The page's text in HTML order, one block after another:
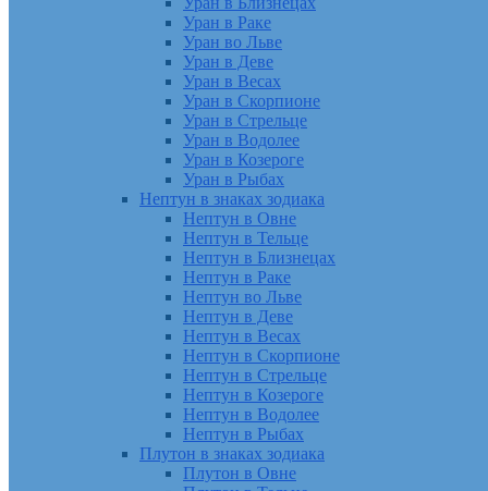
Уран в Раке
Уран во Льве
Уран в Деве
Уран в Весах
Уран в Скорпионе
Уран в Стрельце
Уран в Водолее
Уран в Козероге
Уран в Рыбах
Нептун в знаках зодиака
Нептун в Овне
Нептун в Тельце
Нептун в Близнецах
Нептун в Раке
Нептун во Льве
Нептун в Деве
Нептун в Весах
Нептун в Скорпионе
Нептун в Стрельце
Нептун в Козероге
Нептун в Водолее
Нептун в Рыбах
Плутон в знаках зодиака
Плутон в Овне